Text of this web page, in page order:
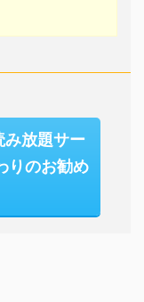
み放題サー
りのお勧め